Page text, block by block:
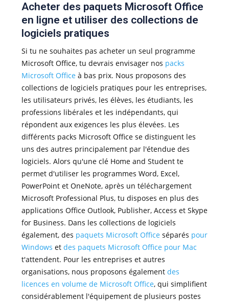
Acheter des paquets Microsoft Office
en ligne et utiliser des collections de
logiciels pratiques
Si tu ne souhaites pas acheter un seul programme
Microsoft Office, tu devrais envisager nos packs
Microsoft Officeà bas prix. Nous proposons des
collections de logiciels pratiques pour les entreprises,
les utilisateurs privés, les élèves, les étudiants, les
professions libérales et les indépendants, qui
répondent aux exigences les plus élevées. Les
différents packs Microsoft Office se distinguent les
uns des autres principalement par l'étendue des
logiciels. Alors qu'une clé Home and Student te
permet d'utiliser les programmes Word, Excel,
PowerPoint et OneNote, après un téléchargement
Microsoft Professional Plus, tu disposes en plus des
applications Office Outlook, Publisher, Access et Skype
for Business. Dans les collections de logiciels
également, des paquets Microsoft Officeséparés pour
Windows et des paquets Microsoft Office pour Mac
t'attendent. Pour les entreprises et autres
organisations, nous proposons également des
licences en volume de Microsoft Office, qui simplifient
considérablement l'équipement de plusieurs postes